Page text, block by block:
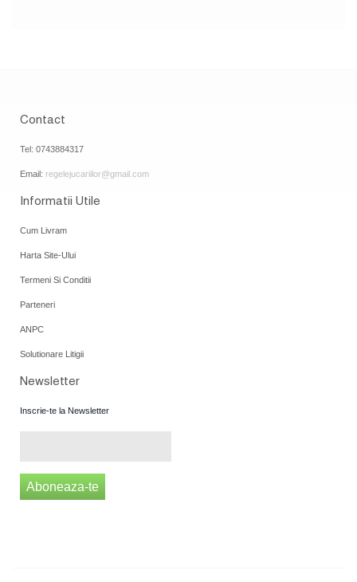
Contact
Tel: 0743884317
Email: regelejucariilor@gmail.com
Informatii Utile
Cum Livram
Harta Site-Ului
Termeni Si Conditii
Parteneri
ANPC
Solutionare Litigii
Newsletter
Inscrie-te la Newsletter
Aboneaza-te